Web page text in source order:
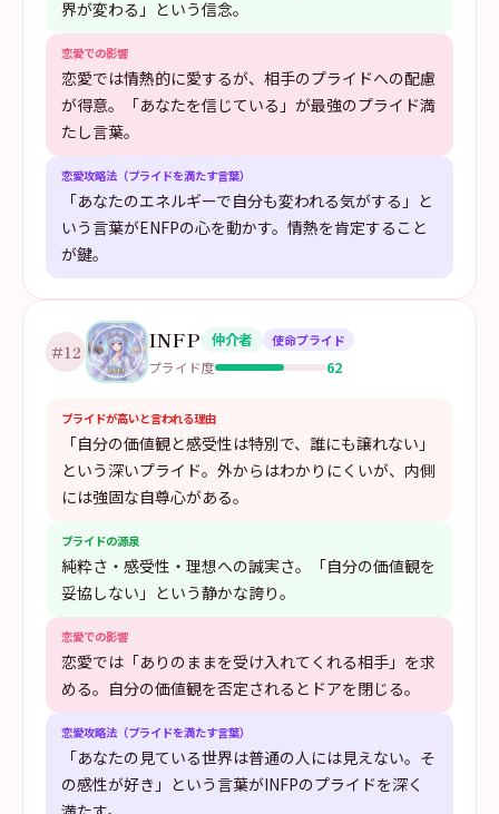
界が変わる」という信念。
恋愛での影響
恋愛では情熱的に愛するが、相手のプライドへの配慮
が得意。「あなたを信じている」が最強のプライド満
たし言葉。
恋愛攻略法（プライドを満たす言葉）
「あなたのエネルギーで自分も変われる気がする」と
いう言葉がENFPの心を動かす。情熱を肯定すること
が鍵。
#12 INFP 仲介者
使命プライド
プライド度
62
プライドが高いと言われる理由
「自分の価値観と感受性は特別で、誰にも譲れない」
という深いプライド。外からはわかりにくいが、内側
には強固な自尊心がある。
プライドの源泉
純粋さ・感受性・理想への誠実さ。「自分の価値観を
妥協しない」という静かな誇り。
恋愛での影響
恋愛では「ありのままを受け入れてくれる相手」を求
める。自分の価値観を否定されるとドアを閉じる。
恋愛攻略法（プライドを満たす言葉）
「あなたの見ている世界は普通の人には見えない。そ
の感性が好き」という言葉がINFPのプライドを深く